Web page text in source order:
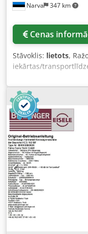
Narva 347 km
Cenas
Stāvoklis: lietots,
iekārtas/
,
griešanas platums
marķējums,
veiktspējas, smagas,
iekārta no vācu
precīzai un
griešanai. Galvenās
konstrukcija:
darbību,
asmens kalpošanas
aprīkota ar
fiksācijas žņaugām
NC vadība:
griešanas garumu
Dkodpfszbg E Ijx